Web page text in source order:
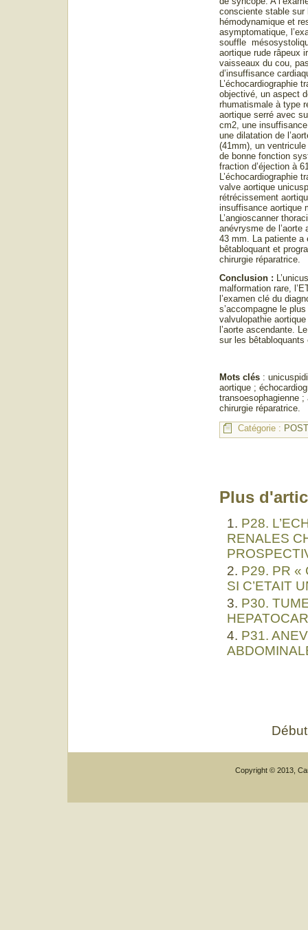
consciente stable sur
hémodynamique et
asymptomatique,
souffle
aortique rude râpeux
vaisseaux du cou,
d’insuffisance
L’échocardiographie
objectivé, un aspect
rhumatismale à type
aortique serré avec
cm2, une
une dilatation de
(41mm), un
de bonne fonction
fraction d’éjection à
L’échocardiographie
valve aortique
rétrécissement
insuffisance aortique
L’angioscanner
anévrysme de l’aorte
43 mm. La patiente a
bêtabloquant et
chirurgie réparatrice.
Conclusion :
malformation rare,
l’examen clé du
s’accompagne le
valvulopathie
l’aorte ascendante.
sur les bêtabloquants
Mots clés :
aortique ;
transoesophagienne
chirurgie réparatrice.
Catégorie :
Plus
P28.
RENALES
P29. PR «
SI C’ETAIT
P30.
P31.
Début
Copyright © 2013,